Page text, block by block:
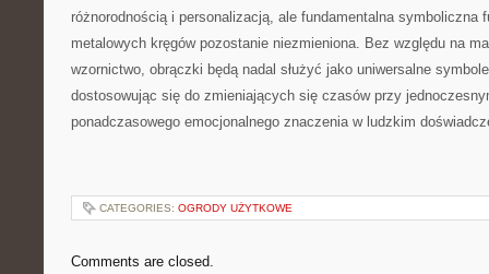
różnorodnością i personalizacją, ale fundamentalna symboliczna
metalowych kręgów pozostanie niezmieniona. Bez względu na
wzornictwo, obrączki będą nadal służyć jako uniwersalne
dostosowując się do zmieniających się czasów przy
ponadczasowego emocjonalnego znaczenia w ludzkim
CATEGORIES: OGRODY UŻYTKOWE
Comments are closed.